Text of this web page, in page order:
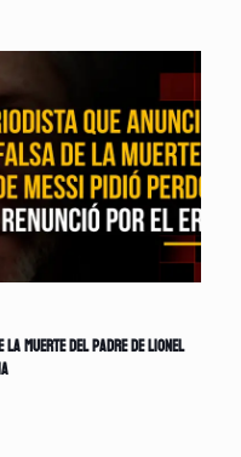
muerte del padre de Lionel